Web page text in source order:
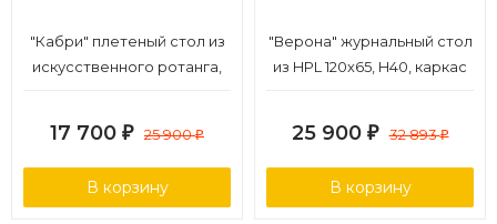
"Кабри" плетеный стол из
искусственного ротанга,
17 700 ₽ 25 900₽
В корзину
"Верона" журнальный стол
из HPL 120х65, H40, каркас
мрамор"
25 900 ₽ 32 893₽
В корзину